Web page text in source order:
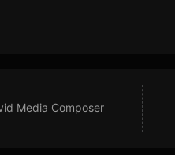
Media Composer